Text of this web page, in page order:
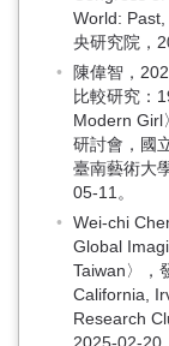
World:
央研究院，
陳偉智，
比較研究：
Modern Girl
研討會，國
臺南藝術大
05-11。
Wei-chi
Global
Taiwan〉，
California,
Research